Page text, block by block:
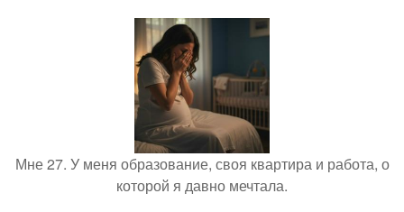
Мне 27. У меня образование, своя квартира и работа, о
которой я давно мечтала.